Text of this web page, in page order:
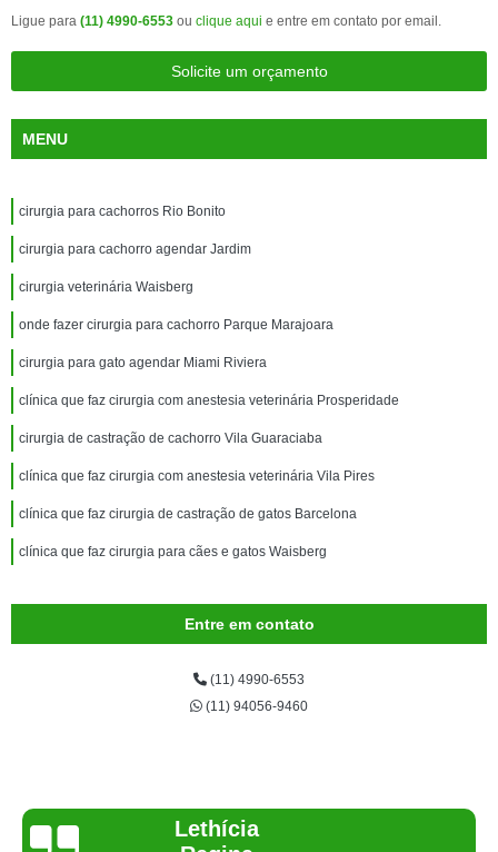
Ligue para (11) 4990-6553 ou clique aqui e entre em contato por email.
Solicite um orçamento
MENU
cirurgia para cachorros Rio Bonito
cirurgia para cachorro agendar Jardim
cirurgia veterinária Waisberg
onde fazer cirurgia para cachorro Parque Marajoara
cirurgia para gato agendar Miami Riviera
clínica que faz cirurgia com anestesia veterinária Prosperidade
cirurgia de castração de cachorro Vila Guaraciaba
clínica que faz cirurgia com anestesia veterinária Vila Pires
clínica que faz cirurgia de castração de gatos Barcelona
clínica que faz cirurgia para cães e gatos Waisberg
Entre em contato
(11) 4990-6553
(11) 94056-9460
Joelma Lilian